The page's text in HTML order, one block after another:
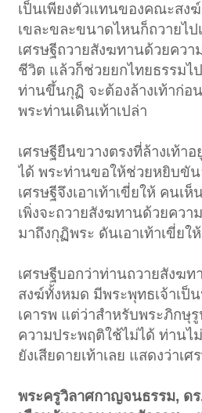
เป็นเพียงตัวแทนของคณะสง
เขละขละขนาดไหนก็ถวายไป
เศรษฐีถวายสังฆทานด้วยคว
ชีวิต แล้วก็ช่วยยกไทยธรรมไ
ท่านขึ้นกุฏิ จะต้องล้างเท้าก่อ
พระท่านเดินเท้าเปล่า
เศรษฐียืนขวางตรงที่ล้างเท้า
ได้ พระท่านขอให้ช่วยหยิบขัน
เศรษฐีจึงเอาเท้าเขี่ยให้ คนเ
เพิ่งจะถวายสังฆทานด้วยคว
มาถึงกุฏิพระ ดันเอาเท้าเขี่ยใ
เศรษฐีบอกว่าท่านถวายสังฆ
สงฆ์ทั้งหมด มีพระพุทธเจ้าเป็
เคารพ แต่ว่าสำหรับพระภิกษุ
ความประพฤติใช้ไม่ได้ ท่านไม่
ยังเสียดายเท้าเลย แสดงว่าเ
พระครูวิลาศกาญจนธรรม, ดร